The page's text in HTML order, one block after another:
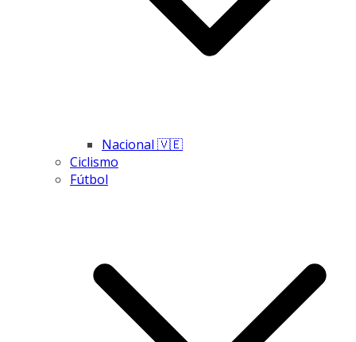
Nacional 🇻🇪
Ciclismo
Fútbol